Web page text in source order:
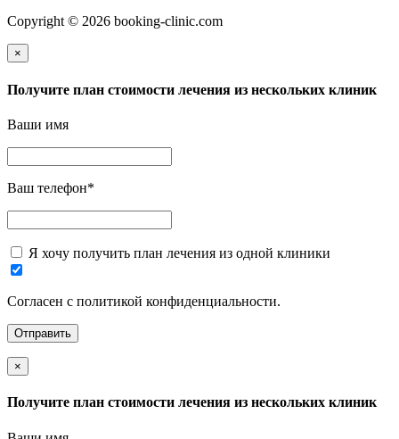
Copyright © 2026 booking-clinic.com
×
Получите план стоимости лечения из нескольких клиник
Ваши имя
Ваш телефон*
Я хочу получить план лечения из одной клиники
Согласен с политикой конфиденциальности.
×
Получите план стоимости лечения из нескольких клиник